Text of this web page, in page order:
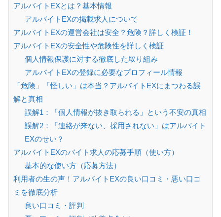
アルバイトEXとは？基本情報
アルバイトEXの掲載求人について
アルバイトEXの運営会社は安全？危険？詳しく検証！
アルバイトEXの安全性や危険性を詳しく検証
個人情報保護に対する徹底した取り組み
アルバイトEXの登録に必要なプロフィール情報
「危険」「怪しい」は本当？アルバイトEXにまつわる誤
解と真相
誤解1：「個人情報が抜き取られる」という不安の真相
誤解2：「連絡が来ない、採用されない」はアルバイト
EXのせい？
アルバイトEXのバイト求人の応募手順（使い方）
基本的な使い方（応募方法）
利用者の生の声！アルバイトEXの良い口コミ・悪い口コ
ミを徹底分析
良い口コミ・評判